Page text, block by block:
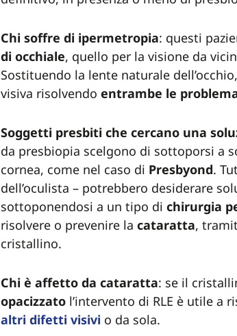
Chi soffre di ipermetropia: questi
di occhiale, quello per la visione da
Sostituendo la lente naturale
visiva risolvendo entrambe le
Soggetti presbiti che cercano una
da presbiopia scelgono di sottoporsi a
cornea, come nel caso di Presbyond.
dell’oculista – potrebbero desiderare
sottoponendosi a un tipo di chirurgia
risolvere o prevenire la cataratta,
cristallino.
Chi è affetto da cataratta: se il
opacizzato l’intervento di RLE è utile a
altri difetti visivi o da sola.